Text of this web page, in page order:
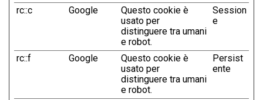
rc::c Google
Questo cookie è
usato per
distinguere tra umani
e robot.
Session
e
rc::f Google
Questo cookie è
usato per
distinguere tra umani
e robot.
Persist
ente